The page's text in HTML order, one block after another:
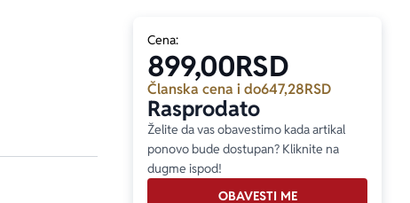
Cena:
899,00RSD
Članska cena i do647,28RSD
Rasprodato
Želite da vas obavestimo kada artikal
ponovo bude dostupan? Kliknite na
dugme ispod!
OBAVESTI ME